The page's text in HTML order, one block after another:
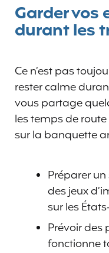
Garder vos
durant les
Ce n’est pas
rester calme
vous partage
les temps de
sur la banquette
Préparer
des jeux
sur les
Prévoir des
fonctionne